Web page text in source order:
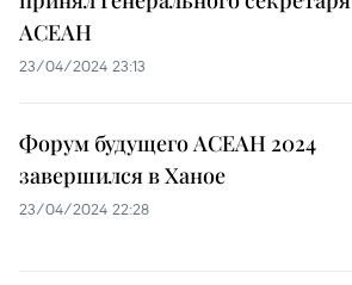
АСЕАН
23/04/2024 23:13
Форум будущего АСЕАН 2024
завершился в Ханое
23/04/2024 22:28